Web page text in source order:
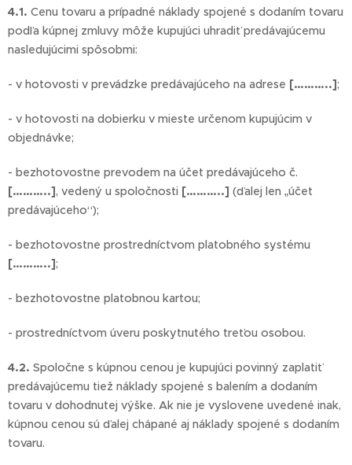
4.1. Cenu tovaru a prípadné náklady spojené s dodaním tovaru
podľa kúpnej zmluvy môže kupujúci uhradiť predávajúcemu
nasledujúcimi spôsobmi:
- v hotovosti v prevádzke predávajúceho na adrese [………..];
- v hotovosti na dobierku v mieste určenom kupujúcim v
objednávke;
- bezhotovostne prevodem na účet predávajúceho č.
[………..], vedený u spoločnosti [………..] (ďalej len „účet
predávajúceho“);
- bezhotovostne prostredníctvom platobného systému
[………..];
- bezhotovostne platobnou kartou;
- prostredníctvom úveru poskytnutého treťou osobou.
4.2. Spoločne s kúpnou cenou je kupujúci povinný zaplatiť
predávajúcemu tiež náklady spojené s balením a dodaním
tovaru v dohodnutej výške. Ak nie je vyslovene uvedené inak,
kúpnou cenou sú ďalej chápané aj náklady spojené s dodaním
tovaru.